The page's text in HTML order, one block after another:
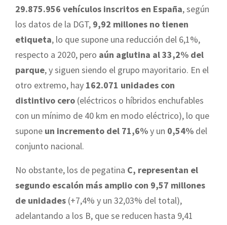
29.875.956 vehículos inscritos en España, según
los datos de la DGT, 9,92 millones no tienen
etiqueta, lo que supone una reducción del 6,1%,
respecto a 2020, pero aún aglutina al 33,2% del
parque, y siguen siendo el grupo mayoritario. En el
otro extremo, hay 162.071 unidades con
distintivo cero (eléctricos o híbridos enchufables
con un mínimo de 40 km en modo eléctrico), lo que
supone un incremento del 71,6%y un 0,54% del
conjunto nacional.
No obstante, los de pegatina C, representan el
segundo escalón más amplio con 9,57 millones
de unidades (+7,4% y un 32,03% del total),
adelantando a los B, que se reducen hasta 9,41